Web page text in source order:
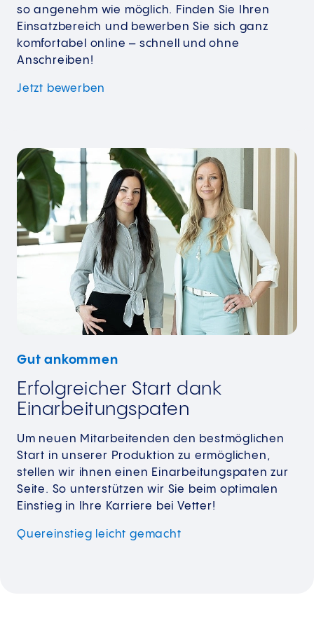
so angenehm wie möglich. Finden Sie Ihren
Einsatzbereich und bewerben Sie sich ganz
komfortabel online – schnell und ohne
Anschreiben!
Jetzt bewerben
Gut ankommen
Erfolgreicher Start dank
Einarbeitungspaten
Um neuen Mitarbeitenden den bestmöglichen
Start in unserer Produktion zu ermöglichen,
stellen wir ihnen einen Einarbeitungspaten zur
Seite. So unterstützen wir Sie beim optimalen
Einstieg in Ihre Karriere bei Vetter!
Quereinstieg leicht gemacht